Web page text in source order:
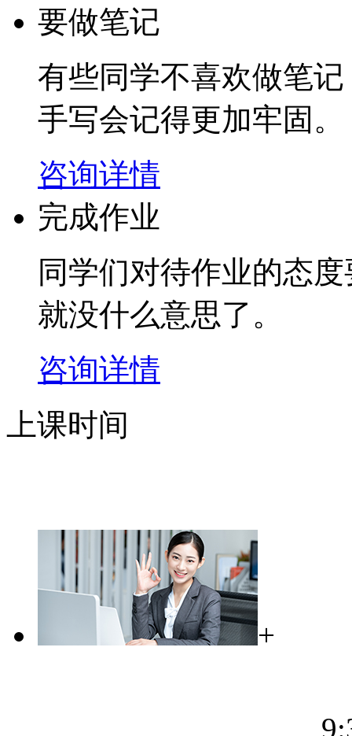
要做笔记
有些同学不喜欢做笔
手写会记得更加牢固。
咨询详情
完成作业
同学们对待作业的态
就没什么意思了。
咨询详情
上课时间
+